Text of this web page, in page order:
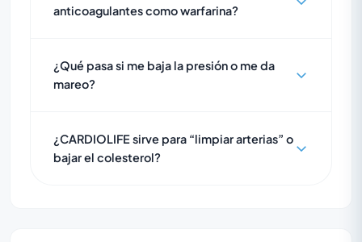
anticoagulantes como warfarina?
¿Qué pasa si me baja la presión o me da
mareo?
¿CARDIOLIFE sirve para “limpiar arterias” o
bajar el colesterol?